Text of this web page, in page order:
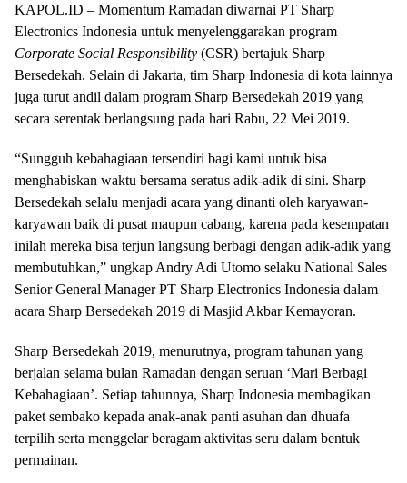
KAPOL.ID – Momentum Ramadan diwarnai PT Sharp
Electronics Indonesia untuk menyelenggarakan program
Corporate Social Responsibility (CSR) bertajuk Sharp
Bersedekah. Selain di Jakarta, tim Sharp Indonesia di kota lainnya
juga turut andil dalam program Sharp Bersedekah 2019 yang
secara serentak berlangsung pada hari Rabu, 22 Mei 2019.
“Sungguh kebahagiaan tersendiri bagi kami untuk bisa
menghabiskan waktu bersama seratus adik-adik di sini. Sharp
Bersedekah selalu menjadi acara yang dinanti oleh karyawan-
karyawan baik di pusat maupun cabang, karena pada kesempatan
inilah mereka bisa terjun langsung berbagi dengan adik-adik yang
membutuhkan,” ungkap Andry Adi Utomo selaku National Sales
Senior General Manager PT Sharp Electronics Indonesia dalam
acara Sharp Bersedekah 2019 di Masjid Akbar Kemayoran.
Sharp Bersedekah 2019, menurutnya, program tahunan yang
berjalan selama bulan Ramadan dengan seruan ‘Mari Berbagi
Kebahagiaan’. Setiap tahunnya, Sharp Indonesia membagikan
paket sembako kepada anak-anak panti asuhan dan dhuafa
terpilih serta menggelar beragam aktivitas seru dalam bentuk
permainan.